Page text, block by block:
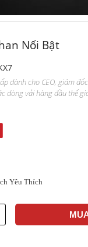
Nổi Bật
dành cho CEO, giám
dòng vải hàng đầu thế
Yêu Thích